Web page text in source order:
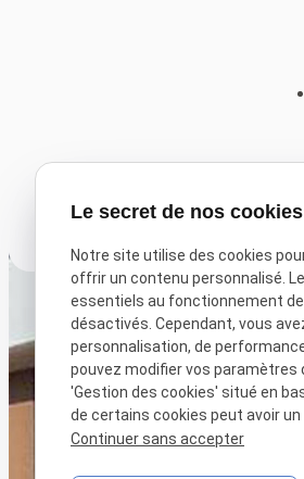
Le secret de nos
Notre site utilise des cookies
offrir un contenu personnalisé.
essentiels au fonctionnement
désactivés. Cependant, vous
personnalisation, de
pouvez modifier vos paramètres
'Gestion des cookies' situé en
de certains cookies peut avoir
Continuer sans accepter